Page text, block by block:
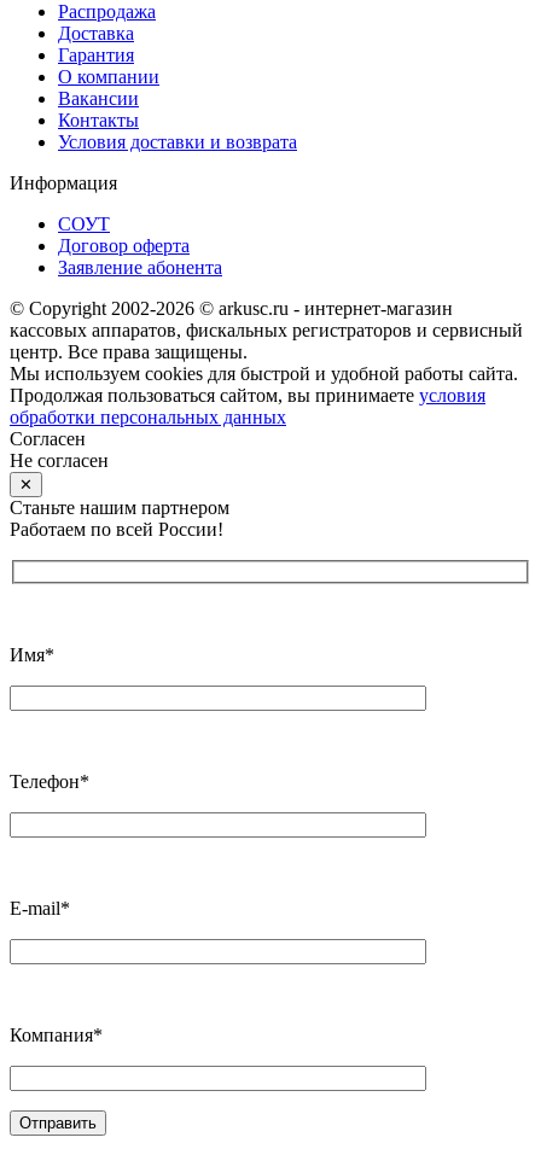
Распродажа
Доставка
Гарантия
О компании
Вакансии
Контакты
Условия доставки и возврата
Информация
СОУТ
Договор оферта
Заявление абонента
© Copyright 2002-2026 © arkusc.ru - интернет-магазин
кассовых аппаратов, фискальных регистраторов и сервисный
центр. Все права защищены.
Мы используем cookies для быстрой и удобной работы сайта.
Продолжая пользоваться сайтом, вы принимаете условия
обработки персональных данных
Согласен
Не согласен
✕
Станьте нашим партнером
Работаем по всей России!
Имя*
Телефон*
E-mail*
Компания*